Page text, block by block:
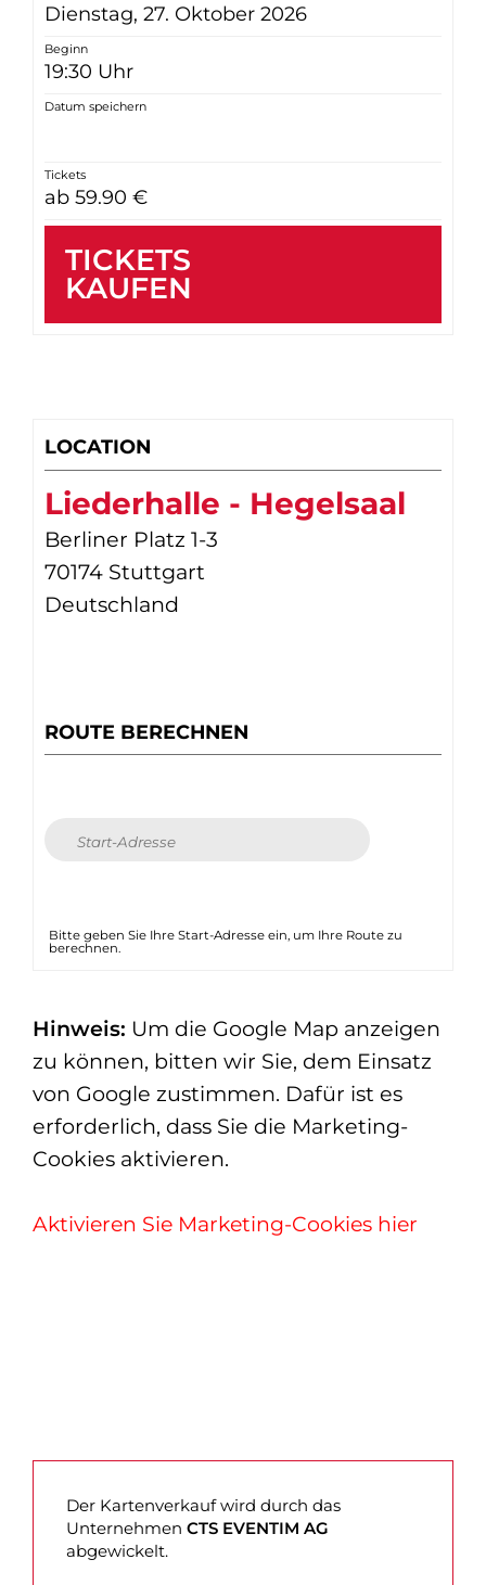
Dienstag, 27. Oktober 2026
Beginn
19:30 Uhr
Datum speichern
Tickets
ab 59.90 €
TICKETS
KAUFEN
LOCATION
Liederhalle - Hegelsaal
Berliner Platz 1-3
70174 Stuttgart
Deutschland
ROUTE BERECHNEN
Bitte geben Sie Ihre Start-Adresse ein, um Ihre Route zu
berechnen.
Hinweis: Um die Google Map anzeigen
zu können, bitten wir Sie, dem Einsatz
von Google zustimmen. Dafür ist es
erforderlich, dass Sie die Marketing-
Cookies aktivieren.
Aktivieren Sie Marketing-Cookies hier
Der Kartenverkauf wird durch das
Unternehmen CTS EVENTIM AG
abgewickelt.